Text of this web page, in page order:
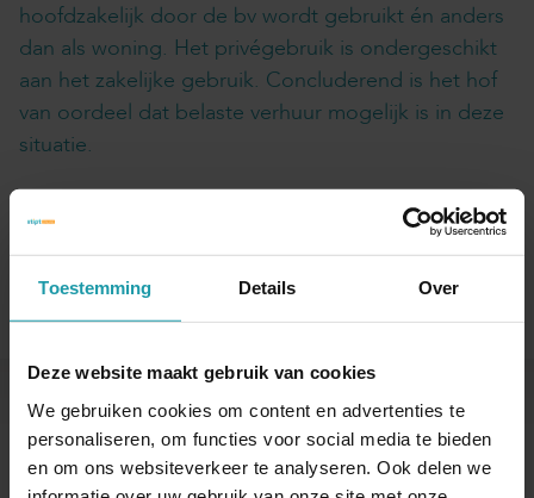
Toestemming Details Over
Deze website maakt gebruik van cookies
We gebruiken cookies om content en advertenties te
personaliseren, om functies voor social media te bieden
en om ons websiteverkeer te analyseren. Ook delen we
hoofdzakelijk door de bv wordt gebruikt én anders
dan als woning. Het privégebruik is ondergeschikt
aan het zakelijke gebruik. Concluderend is het hof
van oordeel dat belaste verhuur mogelijk is in deze
situatie.
Blijf op de hoogte van het financiële nieuws
Schrijf je hieronder in voor onze maandelijkse